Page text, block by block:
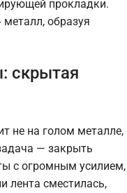
прокладки.
образуя
скрытая
не на голом металле,
— закрыть
с огромным усилием,
лента сместилась,